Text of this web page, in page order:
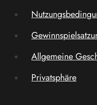
Allgemeine
Privatsphäre